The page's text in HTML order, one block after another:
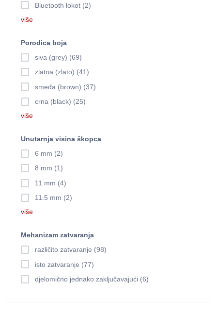
Bluetooth lokot (2)
više
Porodica boja
siva (grey) (69)
zlatna (zlato) (41)
smeđa (brown) (37)
crna (black) (25)
više
Unutarnja visina škopca
6 mm (2)
8 mm (1)
11 mm (4)
11.5 mm (2)
više
Mehanizam zatvaranja
različito zatvaranje (98)
isto zatvaranje (77)
djelomično jednako zaključavajući (6)